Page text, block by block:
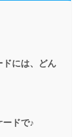
ドには、どん
ドで♪